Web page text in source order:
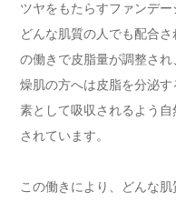
ツヤをもたらすファンデー
どんな肌質の人でも配合さ
の働きで皮脂量が調整さ
燥肌の方へは皮脂を分泌
素として吸収されるよう
されています。
この働きにより、どんな